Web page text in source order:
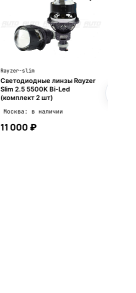
Rayzer-slim
Светодиодные линзы Rayzer
Slim 2.5 5500K Bi-Led
(комплект 2 шт)
Москва: в наличии
11 000 ₽